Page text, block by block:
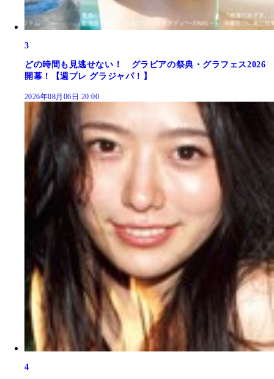
3
どの時間も見逃せない！ グラビアの祭典・グラフェス2026
開幕！【週プレ グラジャパ！】
2026年08月06日 20:00
4